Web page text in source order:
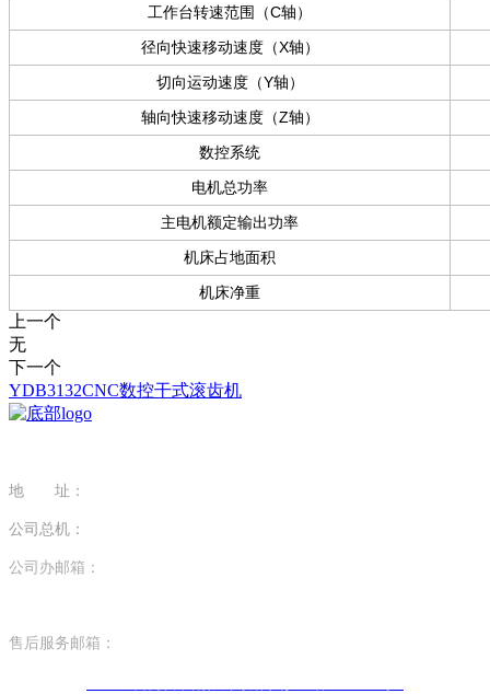
工作台转速范围（C轴）
径向快速移动速度（X轴）
切向运动速度（Y轴）
轴向快速移动速度（Z轴）
数控系统
电机总功率
主电机额定输出功率
机床占地面积
机床净重
上一个
无
下一个
YDB3132CNC数控干式滚齿机
地 址：
公司总机：
公司办邮箱：
售后服务邮箱：